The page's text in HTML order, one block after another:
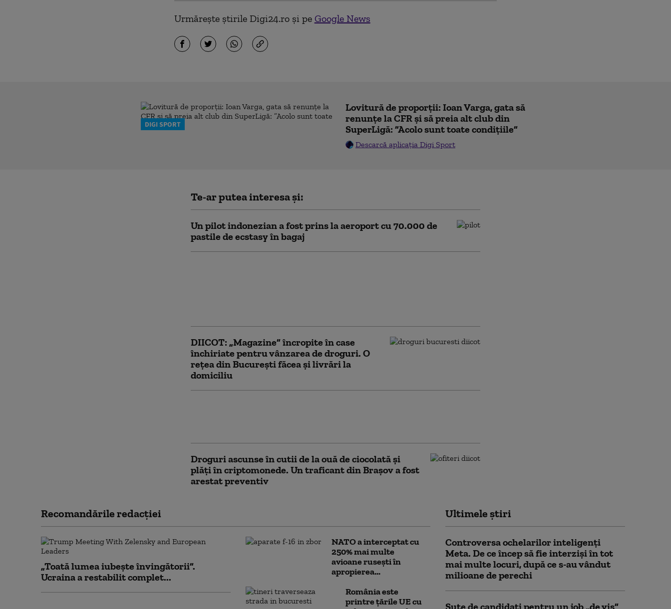
Urmărește știrile Digi24.ro și pe Google News
DIGI SPORT
Lovitură de proporții: Ioan Varga, gata să
renunțe la CFR și să preia alt club din
SuperLigă: ”Acolo sunt toate condițiile”
Descarcă aplicația Digi Sport
Te-ar putea interesa și:
Un pilot indonezian a fost prins la aeroport cu 70.000 de
pastile de ecstasy în bagaj
DIICOT: „Magazine” încropite în case
închiriate pentru vânzarea de droguri. O
rețea din București făcea și livrări la
domiciliu
Droguri ascunse în cutii de la ouă de ciocolată și
plăți în criptomonede. Un traficant din Brașov a fost
arestat preventiv
Recomandările redacţiei
„Toată lumea iubește învingătorii”.
Ucraina a restabilit complet...
NATO a interceptat cu
250% mai multe
avioane rusești în
apropierea...
România este
printre țările UE cu
Ultimele știri
Controversa ochelarilor inteligenți
Meta. De ce încep să fie interziși în tot
mai multe locuri, după ce s-au vândut
milioane de perechi
Sute de candidați pentru un job „de vis”